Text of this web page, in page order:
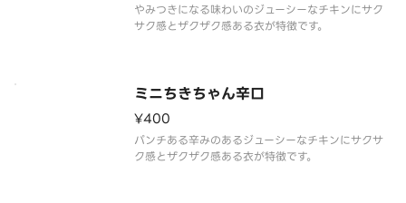
やみつきになる味わいのジューシーなチキンにサク
サク感とザクザク感ある衣が特徴です。
ミニちきちゃん辛口
¥400
パンチある辛みのあるジューシーなチキンにサクサ
ク感とザクザク感ある衣が特徴です。